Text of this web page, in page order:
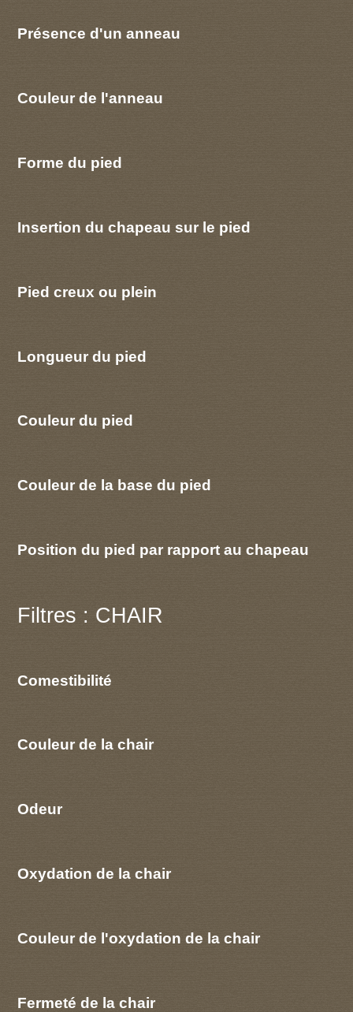
Présence d'un anneau
Couleur de l'anneau
Forme du pied
Insertion du chapeau sur le pied
Pied creux ou plein
Longueur du pied
Couleur du pied
Couleur de la base du pied
Position du pied par rapport au chapeau
Filtres : CHAIR
Comestibilité
Couleur de la chair
Odeur
Oxydation de la chair
Couleur de l'oxydation de la chair
Fermeté de la chair